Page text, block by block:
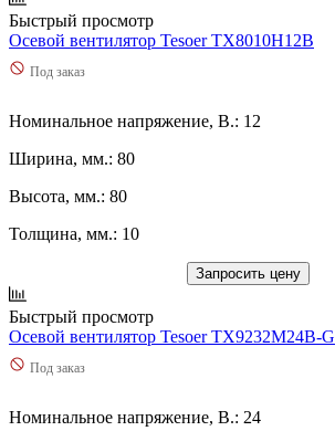
Быстрый просмотр
Осевой вентилятор Tesoer TX8010H12B
Под заказ
Номинальное напряжение, В.: 12
Ширина, мм.: 80
Высота, мм.: 80
Толщина, мм.: 10
Запросить цену
Быстрый просмотр
Осевой вентилятор Tesoer TX9232M24B-G
Под заказ
Номинальное напряжение, В.: 24